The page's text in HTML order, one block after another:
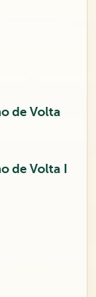
de Volta
de Volta I